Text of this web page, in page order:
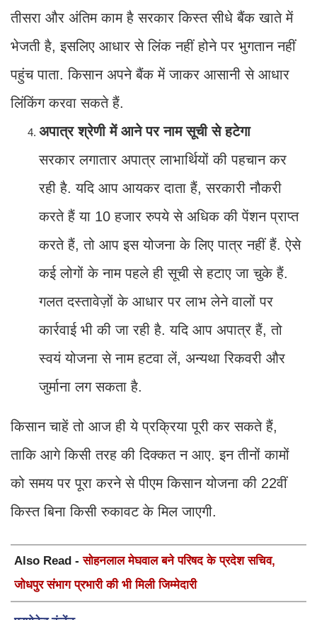
तीसरा और अंतिम काम है सरकार किस्त सीधे बैंक खाते में
भेजती है, इसलिए आधार से लिंक नहीं होने पर भुगतान नहीं
पहुंच पाता. किसान अपने बैंक में जाकर आसानी से आधार
लिंकिंग करवा सकते हैं.
अपात्र श्रेणी में आने पर नाम सूची से हटेगा
सरकार लगातार अपात्र लाभार्थियों की पहचान कर
रही है. यदि आप आयकर दाता हैं, सरकारी नौकरी
करते हैं या 10 हजार रुपये से अधिक की पेंशन प्राप्त
करते हैं, तो आप इस योजना के लिए पात्र नहीं हैं. ऐसे
कई लोगों के नाम पहले ही सूची से हटाए जा चुके हैं.
गलत दस्तावेज़ों के आधार पर लाभ लेने वालों पर
कार्रवाई भी की जा रही है. यदि आप अपात्र हैं, तो
स्वयं योजना से नाम हटवा लें, अन्यथा रिकवरी और
जुर्माना लग सकता है.
किसान चाहें तो आज ही ये प्रक्रिया पूरी कर सकते हैं,
ताकि आगे किसी तरह की दिक्कत न आए. इन तीनों कामों
को समय पर पूरा करने से पीएम किसान योजना की 22वीं
किस्त बिना किसी रुकावट के मिल जाएगी.
Also Read -सोहनलाल मेघवाल बने परिषद के प्रदेश सचिव,
जोधपुर संभाग प्रभारी की भी मिली जिम्मेदारी